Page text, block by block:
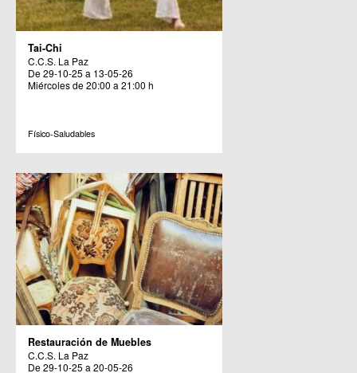
Tai-Chi
C.C.S. La Paz
De 29-10-25 a 13-05-26
Miércoles de 20:00 a 21:00 h
Físico-Saludables
Restauración de Muebles
C.C.S. La Paz
De 29-10-25 a 20-05-26